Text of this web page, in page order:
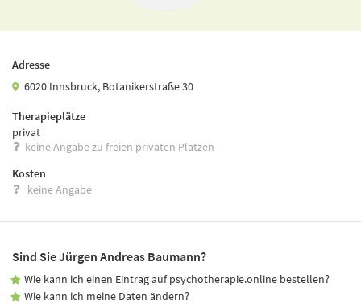
Adresse
6020 Innsbruck, Botanikerstraße 30
Therapieplätze
privat
keine Angabe zu freien privaten Plätzen
Kosten
keine Angabe
Sind Sie Jürgen Andreas Baumann?
Wie kann ich einen Eintrag auf psychotherapie.online bestellen?
Wie kann ich meine Daten ändern?